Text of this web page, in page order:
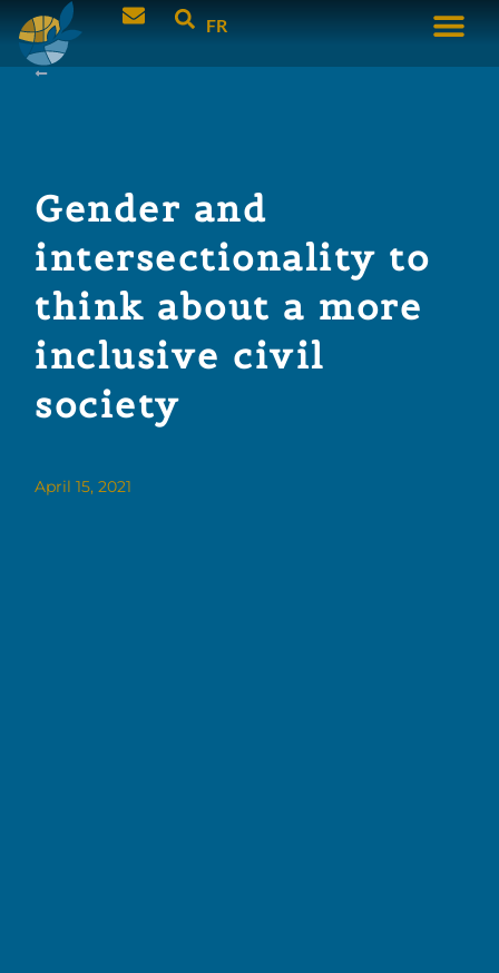
FR
Gender and
intersectionality to
think about a more
inclusive civil
society
April 15, 2021